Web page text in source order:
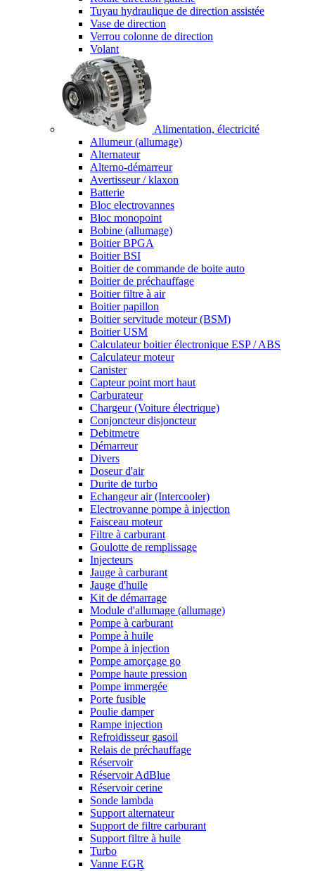
Tuyau hydraulique de direction assistée
Vase de direction
Verrou colonne de direction
Volant
Alimentation, électricité
Allumeur (allumage)
Alternateur
Alterno-démarreur
Avertisseur / klaxon
Batterie
Bloc electrovannes
Bloc monopoint
Bobine (allumage)
Boitier BPGA
Boitier BSI
Boitier de commande de boite auto
Boitier de préchauffage
Boitier filtre à air
Boitier papillon
Boitier servitude moteur (BSM)
Boitier USM
Calculateur boitier électronique ESP / ABS
Calculateur moteur
Canister
Capteur point mort haut
Carburateur
Chargeur (Voiture électrique)
Conjoncteur disjoncteur
Debitmetre
Démarreur
Divers
Doseur d'air
Durite de turbo
Echangeur air (Intercooler)
Electrovanne pompe à injection
Faisceau moteur
Filtre à carburant
Goulotte de remplissage
Injecteurs
Jauge à carburant
Jauge d'huile
Kit de démarrage
Module d'allumage (allumage)
Pompe à carburant
Pompe à huile
Pompe à injection
Pompe amorçage go
Pompe haute pression
Pompe immergée
Porte fusible
Poulie damper
Rampe injection
Refroidisseur gasoil
Relais de préchauffage
Réservoir
Réservoir AdBlue
Réservoir cerine
Sonde lambda
Support alternateur
Support de filtre carburant
Support filtre à huile
Turbo
Vanne EGR